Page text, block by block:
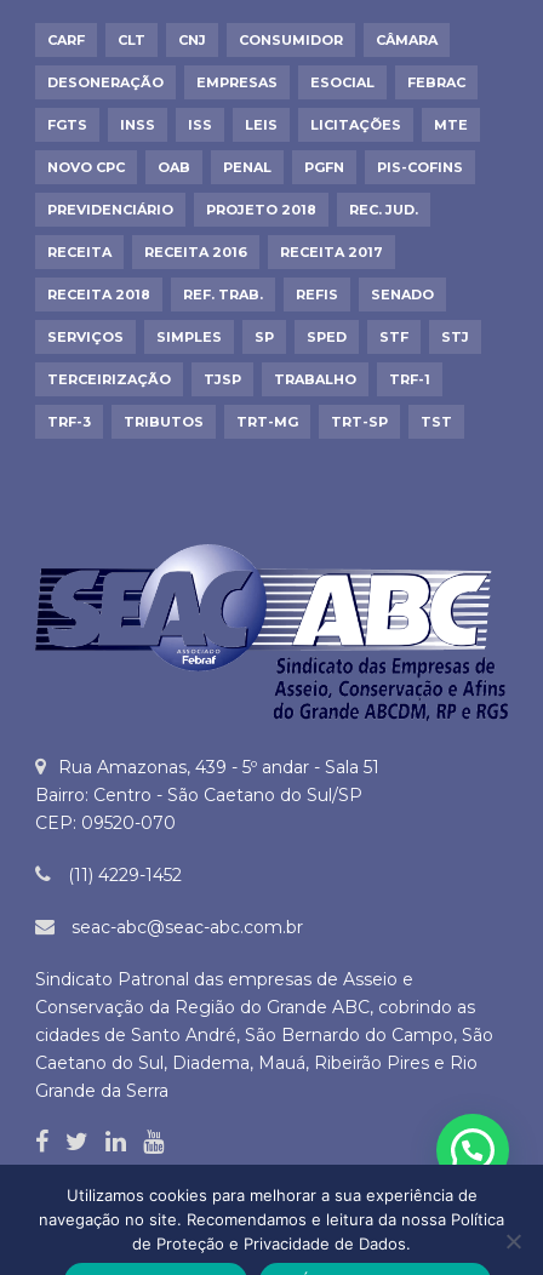
CARF CLT CNJ CONSUMIDOR CÂMARA
DESONERAÇÃO EMPRESAS ESOCIAL FEBRAC
FGTS INSS ISS LEIS LICITAÇÕES MTE
NOVO CPC OAB PENAL PGFN PIS-COFINS
PREVIDENCIÁRIO PROJETO 2018 REC. JUD.
RECEITA RECEITA 2016 RECEITA 2017
RECEITA 2018 REF. TRAB. REFIS SENADO
SERVIÇOS SIMPLES SP SPED STF STJ
TERCEIRIZAÇÃO TJSP TRABALHO TRF-1
TRF-3 TRIBUTOS TRT-MG TRT-SP TST
Rua Amazonas, 439 - 5º andar - Sala 51
Bairro: Centro - São Caetano do Sul/SP
CEP: 09520-070
(11) 4229-1452
seac-abc@seac-abc.com.br
Sindicato Patronal das empresas de Asseio e
Conservação da Região do Grande ABC, cobrindo as
cidades de Santo André, São Bernardo do Campo, São
Caetano do Sul, Diadema, Mauá, Ribeirão Pires e Rio
Grande da Serra
Copyright © 2026 SEAC ABC - Todos os direitos autorais reservados
Utilizamos cookies para melhorar a sua experiência de
navegação no site. Recomendamos e leitura da nossa Política
de Proteção e Privacidade de Dados.